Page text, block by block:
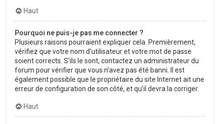
Haut
Pourquoi ne puis-je pas me connecter ?
Plusieurs raisons pourraient expliquer cela. Premièrement,
vérifiez que votre nom d’utilisateur et votre mot de passe
soient corrects. S’ils le sont, contactez un administrateur du
forum pour vérifier que vous n’avez pas été banni. Il est
également possible que le propriétaire du site Internet ait une
erreur de configuration de son côté, et qu’il devra la corriger.
Haut